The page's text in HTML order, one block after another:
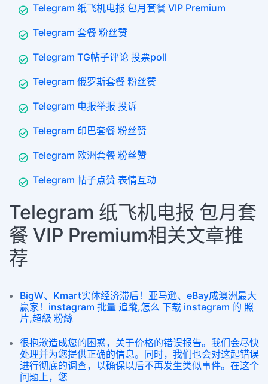
Telegram 纸飞机电报 包月套餐 VIP Premium
Telegram 套餐 粉丝赞
Telegram TG帖子评论 投票poll
Telegram 俄罗斯套餐 粉丝赞
Telegram 电报举报 投诉
Telegram 印巴套餐 粉丝赞
Telegram 欧洲套餐 粉丝赞
Telegram 帖子点赞 表情互动
Telegram 纸飞机电报 包月套
餐 VIP Premium相关文章推
荐
BigW、Kmart实体经济滞后！亚马逊、eBay成澳洲最大
赢家！instagram 批量 追蹤,怎么 下载 instagram 的 照
片,超級 粉絲
很抱歉造成您的困惑，关于价格的错误报告。我们会尽快
处理并为您提供正确的信息。同时，我们也会对这起错误
进行彻底的调查，以确保以后不再发生类似事件。在这个
问题上，您